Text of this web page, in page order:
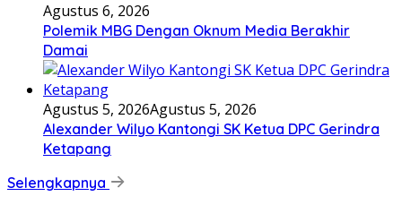
Agustus 6, 2026
Polemik MBG Dengan Oknum Media Berakhir
Damai
Agustus 5, 2026Agustus 5, 2026
Alexander Wilyo Kantongi SK Ketua DPC Gerindra
Ketapang
Selengkapnya